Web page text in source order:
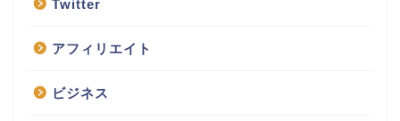
Twitter
アフィリエイト
ビジネス